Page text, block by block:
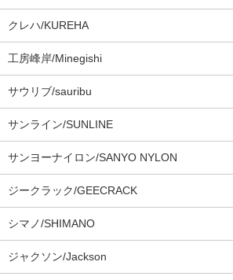
クレハ/KUREHA
工房峰岸/Minegishi
サウリブ/sauribu
サンライン/SUNLINE
サンヨーナイロン/SANYO NYLON
ジークラック/GEECRACK
シマノ/SHIMANO
ジャクソン/Jackson